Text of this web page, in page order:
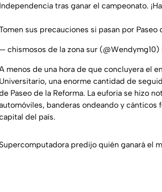
Independencia tras ganar el campeonato.
sus precauciones si pasan por Paseo
chismosos de la zona sur (@Wendymg10)
menos de una hora de que concluyera el
Universitario, una enorme cantidad de
Paseo de la Reforma. La euforia se hizo
banderas ondeando y
del país.
Supercomputadora predijo quién ganará el